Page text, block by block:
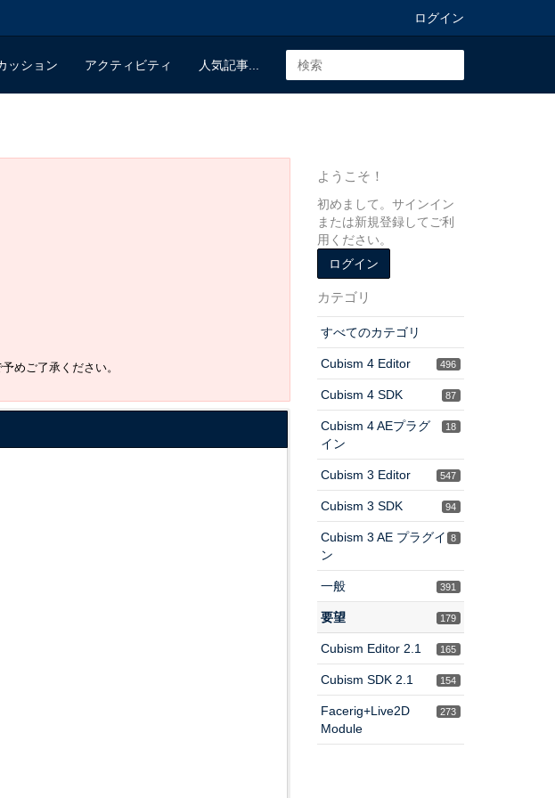
ログイン
ッション アクティビティ 人気記事...
めご了承ください。
ようこそ！
初めまして。サインイン
または新規登録してご利
用ください。
ログイン
カテゴリ
すべてのカテゴリ
496
Cubism 4 Editor
87
Cubism 4 SDK
18
Cubism 4 AEプラグ
イン
547
Cubism 3 Editor
94
Cubism 3 SDK
8
Cubism 3 AE プラグイ
ン
391
一般
179
要望
165
Cubism Editor 2.1
154
Cubism SDK 2.1
273
Facerig+Live2D
Module